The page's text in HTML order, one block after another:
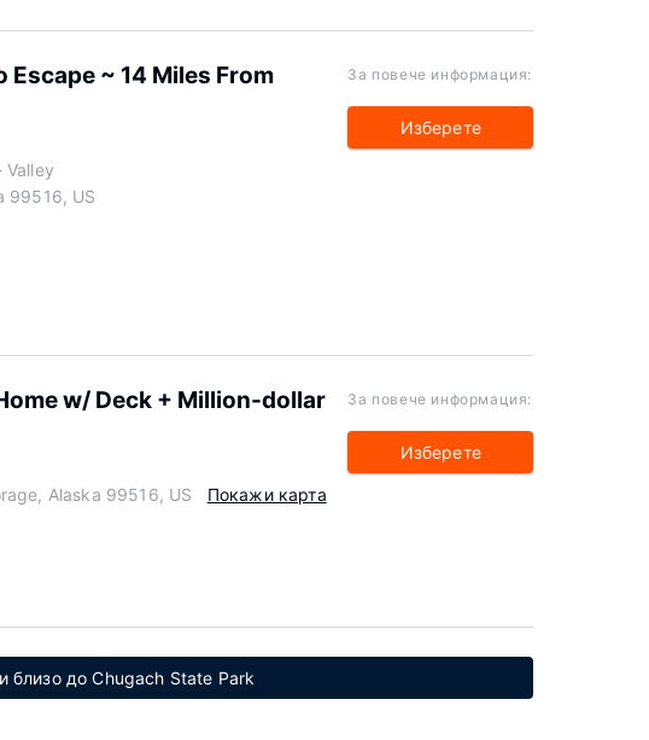
~ 14 Miles From
99516, US
За повече информация:
Изберете
w/ Deck + Million-dollar
Alaska 99516, US Покажи карта
За повече информация:
Изберете
близо до Chugach State Park